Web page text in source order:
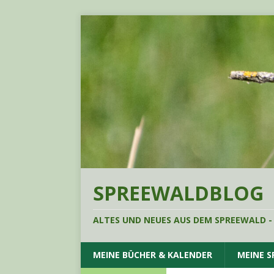
SPREEWALDBLOG
ALTES UND NEUES AUS DEM SPREEWALD
MEINE BÜCHER & KALENDER MEINE